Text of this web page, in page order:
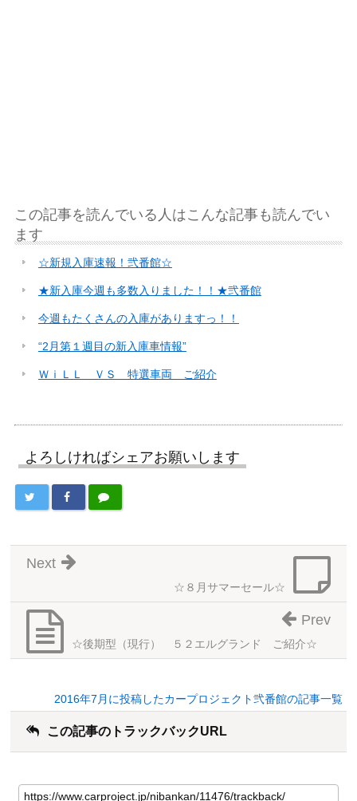
この記事を読んでいる人はこんな記事も読んでい
ます
☆新規入庫速報！弐番館☆
★新入庫今週も多数入りました！！★弐番館
今週もたくさんの入庫がありますっ！！
“2月第１週目の新入庫車情報”
ＷｉＬＬ ＶＳ 特選車両 ご紹介
よろしければシェアお願いします
☆８月サマーセール☆
Next
☆後期型（現行） ５２エルグランド ご紹介☆
Prev
2016年7月に投稿したカープロジェクト弐番館の記事一覧
この記事のトラックバックURL